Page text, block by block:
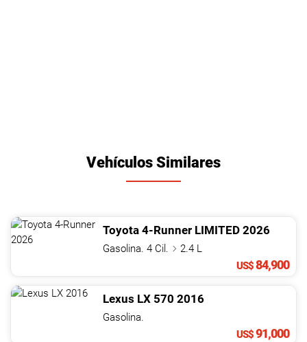
Vehículos Similares
Toyota 4-Runner LIMITED 2026
Gasolina. 4 Cil.
2.4 L
US$84,900
Lexus LX 570 2016
Gasolina.
US$91,000